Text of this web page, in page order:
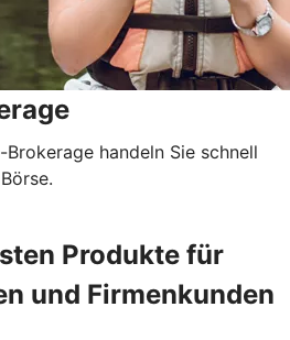
handeln Sie schnell
Produkte für
und Firmenkunden